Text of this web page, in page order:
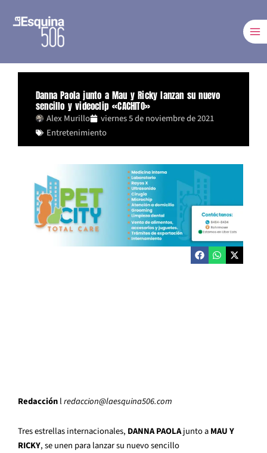
Danna Paola junto a Mau y Ricky lanzan su nuevo
sencillo y videoclip «CACHITO»
Alex Murillo
viernes 5 de noviembre de 2021
Entretenimiento
Redacciónlredaccion@laesquina506.com
Tres estrellas internacionales, DANNA PAOLAjuntoaMAU Y
RICKY, se unen para lanzar su nuevo sencillo